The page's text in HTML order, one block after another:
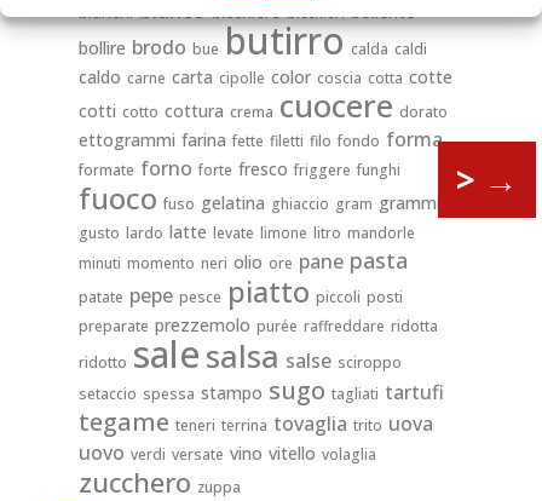
bicchieri
bollire brodo bue butirro calda caldi
caldo carne carta cipolle color coscia cotta cotte
cotti cotto cottura crema cuocere dorato
ettogrammi farina fette filetti filo fondo forma
formate forno forte fresco friggere funghi
fuoco fuso gelatina ghiaccio gram grammi
gusto lardo latte levate limone litro mandorle
minuti momento neri olio ore pane pasta
patate pepe pesce piatto piccoli posti
preparate prezzemolo purée raffreddare ridotta
ridotto salesalsa salse sciroppo
setaccio spessa stampo sugo tagliati tartufi
tegame teneri terrina tovaglia trito uova
uovo verdi versate vino vitello volaglia
zucchero zuppa
> →